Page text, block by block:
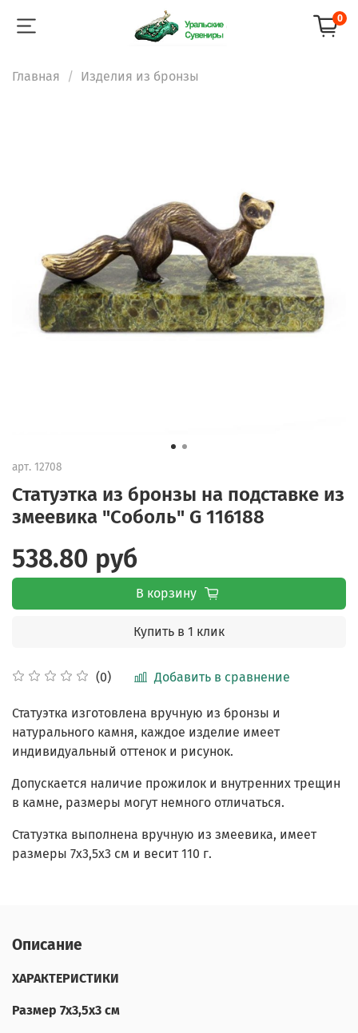
0
Главная Изделия из бронзы
арт. 12708
Статуэтка из бронзы на подставке из
змеевика "Соболь" G 116188
(0) Добавить в сравнение
538.80 руб
В корзину
Купить в 1 клик
Статуэтка изготовлена вручную из бронзы и
натурального камня, каждое изделие имеет
индивидуальный оттенок и рисунок.
Допускается наличие прожилок и внутренних трещин
в камне, размеры могут немного отличаться.
Статуэтка выполнена вручную из змеевика, имеет
размеры 7х3,5х3 см и весит 110 г.
Описание
ХАРАКТЕРИСТИКИ
Размер 7х3,5х3 см